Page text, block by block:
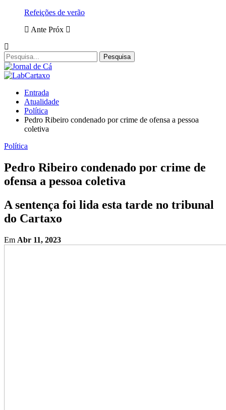
Refeições de verão
Ante Próx
Entrada
Atualidade
Política
Pedro Ribeiro condenado por crime de ofensa a pessoa
coletiva
Política
Pedro Ribeiro condenado por crime de
ofensa a pessoa coletiva
A sentença foi lida esta tarde no tribunal
do Cartaxo
Em Abr 11, 2023